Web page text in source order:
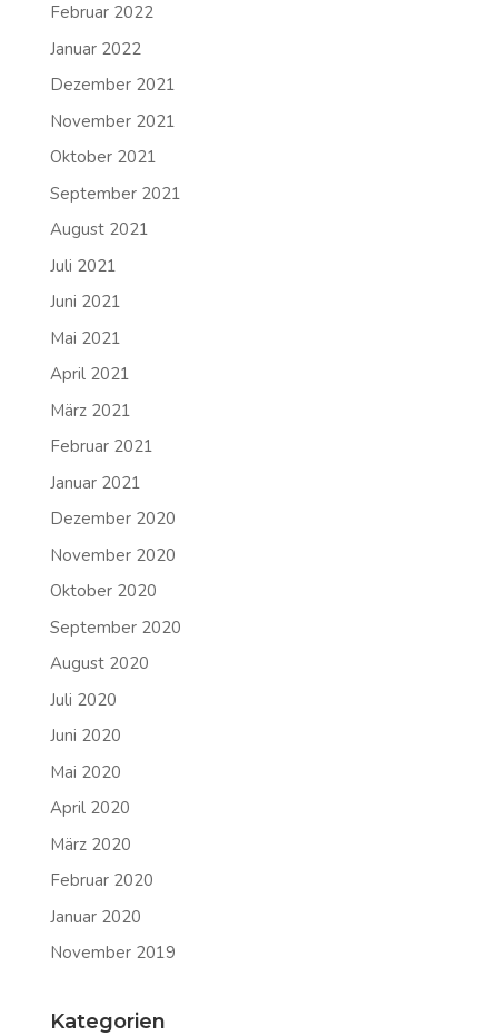
Februar 2022
Januar 2022
Dezember 2021
November 2021
Oktober 2021
September 2021
August 2021
Juli 2021
Juni 2021
Mai 2021
April 2021
März 2021
Februar 2021
Januar 2021
Dezember 2020
November 2020
Oktober 2020
September 2020
August 2020
Juli 2020
Juni 2020
Mai 2020
April 2020
März 2020
Februar 2020
Januar 2020
November 2019
Kategorien